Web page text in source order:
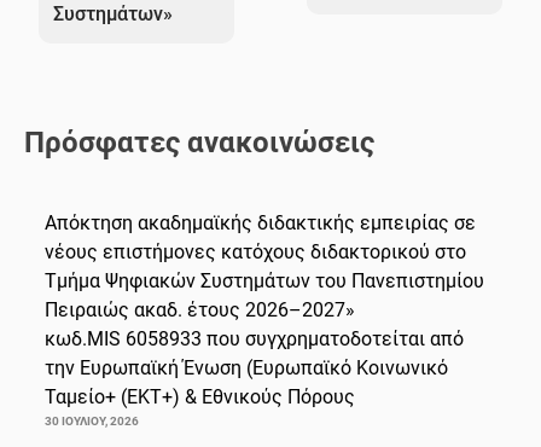
Συστημάτων»
Πρόσφατες ανακοινώσεις
Απόκτηση ακαδημαϊκής διδακτικής εμπειρίας σε
νέους επιστήμονες κατόχους διδακτορικού στο
Τμήμα Ψηφιακών Συστημάτων του Πανεπιστημίου
Πειραιώς ακαδ. έτους 2026–2027»
κωδ.MIS 6058933 που συγχρηματοδοτείται από
την Ευρωπαϊκή Ένωση (Ευρωπαϊκό Κοινωνικό
Ταμείο+ (ΕΚΤ+) & Εθνικούς Πόρους
30 ΙΟΥΛΊΟΥ, 2026